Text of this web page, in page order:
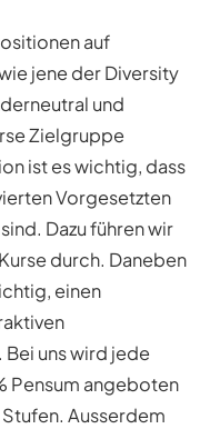
auf
jene der Diversity
und
Zielgruppe
ist es wichtig, dass
Vorgesetzten
Dazu führen wir
durch. Daneben
einen
uns wird jede
Pensum angeboten
Ausserdem